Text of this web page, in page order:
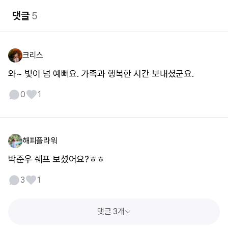
댓글5
크리스
와~ 빛이 넘 예뻐요. 가족과 행복한 시간 보내셨군요.
0 1
해피플라워
박준우 쉐프 보셨어요?ㅎㅎ
3 1
댓글 3개